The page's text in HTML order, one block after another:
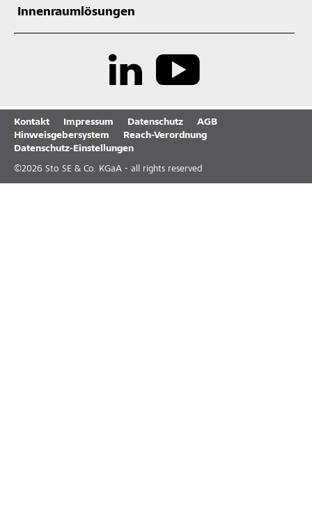
Innenraumlösungen
Kontakt Impressum Datenschutz
AGB
Hinweisgebersystem
Reach-Verordnung
Datenschutz-Einstellungen
©2026 Sto SE & Co. KGaA - all rights reserved